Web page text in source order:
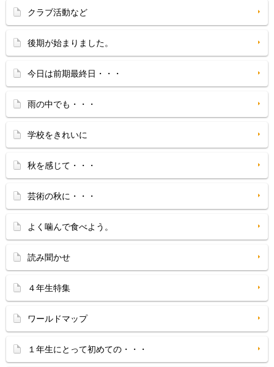
クラブ活動など
後期が始まりました。
今日は前期最終日・・・
雨の中でも・・・
学校をきれいに
秋を感じて・・・
芸術の秋に・・・
よく噛んで食べよう。
読み聞かせ
４年生特集
ワールドマップ
１年生にとって初めての・・・